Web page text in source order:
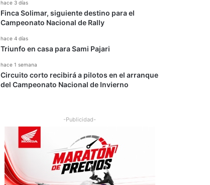
hace 3 días
Finca Solimar, siguiente destino para el
Campeonato Nacional de Rally
hace 4 días
Triunfo en casa para Sami Pajari
hace 1 semana
Circuito corto recibirá a pilotos en el arranque
del Campeonato Nacional de Invierno
-Publicidad-